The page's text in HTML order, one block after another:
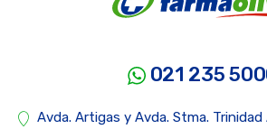
021 235
Avda. Artigas y Avda. Stma.